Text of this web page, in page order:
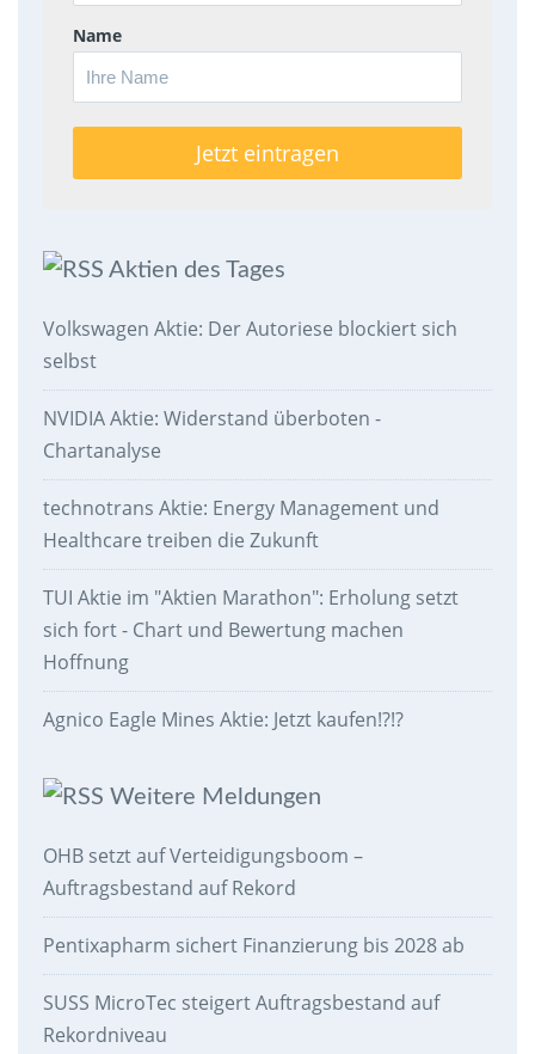
Name
Aktien des Tages
Volkswagen Aktie: Der Autoriese blockiert sich
selbst
NVIDIA Aktie: Widerstand überboten -
Chartanalyse
technotrans Aktie: Energy Management und
Healthcare treiben die Zukunft
TUI Aktie im "Aktien Marathon": Erholung setzt
sich fort - Chart und Bewertung machen
Hoffnung
Agnico Eagle Mines Aktie: Jetzt kaufen!?!?
Weitere Meldungen
OHB setzt auf Verteidigungsboom –
Auftragsbestand auf Rekord
Pentixapharm sichert Finanzierung bis 2028 ab
SUSS MicroTec steigert Auftragsbestand auf
Rekordniveau